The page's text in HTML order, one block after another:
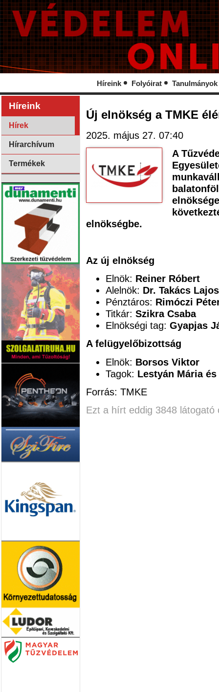
Híreink Folyóirat Tanulmányok
Híreink
Hírek
Hírarchívum
Termékek
Új elnökség a TMKE
2025. május 27. 07:40
A
elnökségbe.
Az új elnökség
Elnök: Reiner Róbert
Alelnök: Dr. Takács
Pénztáros: Rimóczi
Titkár: Szikra Csaba
Elnökségi tag: Gyapjas
A felügyelőbizottság
Elnök: Borsos Viktor
Tagok: Lestyán Mária
Forrás: TMKE
Ezt a hírt eddig 3848 látogató